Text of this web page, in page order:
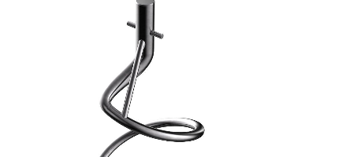
SPIRALE TONDA ASCENDENTE PL - 9